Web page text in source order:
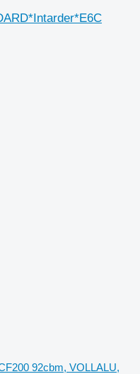
92cbm, VOLLALU,